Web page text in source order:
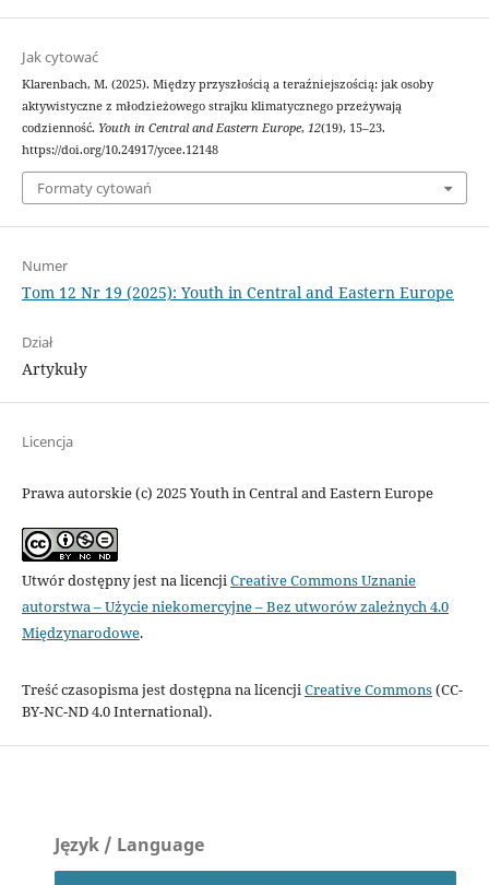
Jak cytować
Klarenbach, M. (2025). Między przyszłością a teraźniejszością: jak osoby
aktywistyczne z młodzieżowego strajku klimatycznego przeżywają
codzienność. Youth in Central and Eastern Europe, 12(19), 15–23.
https://doi.org/10.24917/ycee.12148
Formaty cytowań
Numer
Tom 12 Nr 19 (2025): Youth in Central and Eastern Europe
Dział
Artykuły
Licencja
Prawa autorskie (c) 2025 Youth in Central and Eastern Europe
Utwór dostępny jest na licencjiCreative Commons Uznanie
autorstwa – Użycie niekomercyjne – Bez utworów zależnych 4.0
Międzynarodowe.
Treść czasopisma jest dostępna na licencjiCreative Commons(CC-
BY-NC-ND 4.0 International).
Język / Language